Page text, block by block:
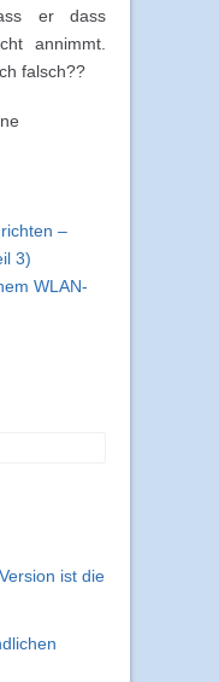
er dass
annimmt.
falsch??
–
3)
WLAN-
ist die